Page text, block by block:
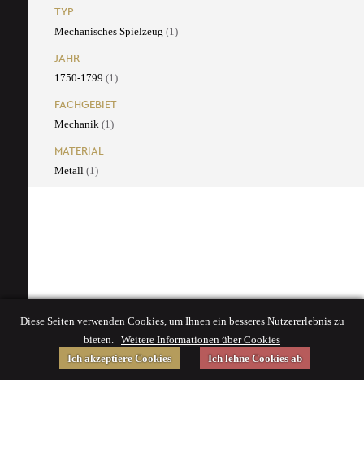
TYP
Mechanisches Spielzeug (1)
JAHR
1750-1799 (1)
FACHGEBIET
Mechanik (1)
MATERIAL
Metall (1)
Diese Seiten verwenden Cookies, um Ihnen ein besseres Nutzererlebnis zu
bieten. Weitere Informationen über Cookies
Ich akzeptiere Cookies
Ich lehne Cookies ab